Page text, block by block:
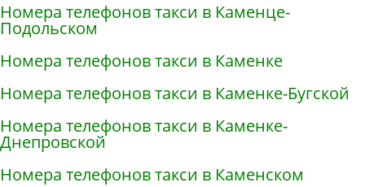
Номера телефонов такси в Каменце-
Подольском
Номера телефонов такси в Каменке
Номера телефонов такси в Каменке-Бугской
Номера телефонов такси в Каменке-
Днепровской
Номера телефонов такси в Каменском